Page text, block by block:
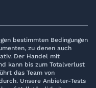
bestimmten Bedingungen
zu denen auch
Der Handel mit
kann bis zum Totalverlust
das Team von
Unsere Anbieter-Tests